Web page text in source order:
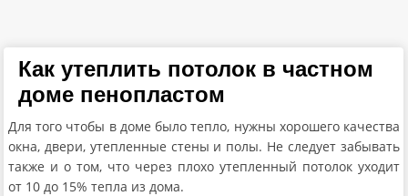
Как утеплить потолок в частном
доме пенопластом
Для того чтобы в доме было тепло, нужны хорошего качества
окна, двери, утепленные стены и полы. Не следует забывать
также и о том, что через плохо утепленный потолок уходит
от 10 до 15% тепла из дома.